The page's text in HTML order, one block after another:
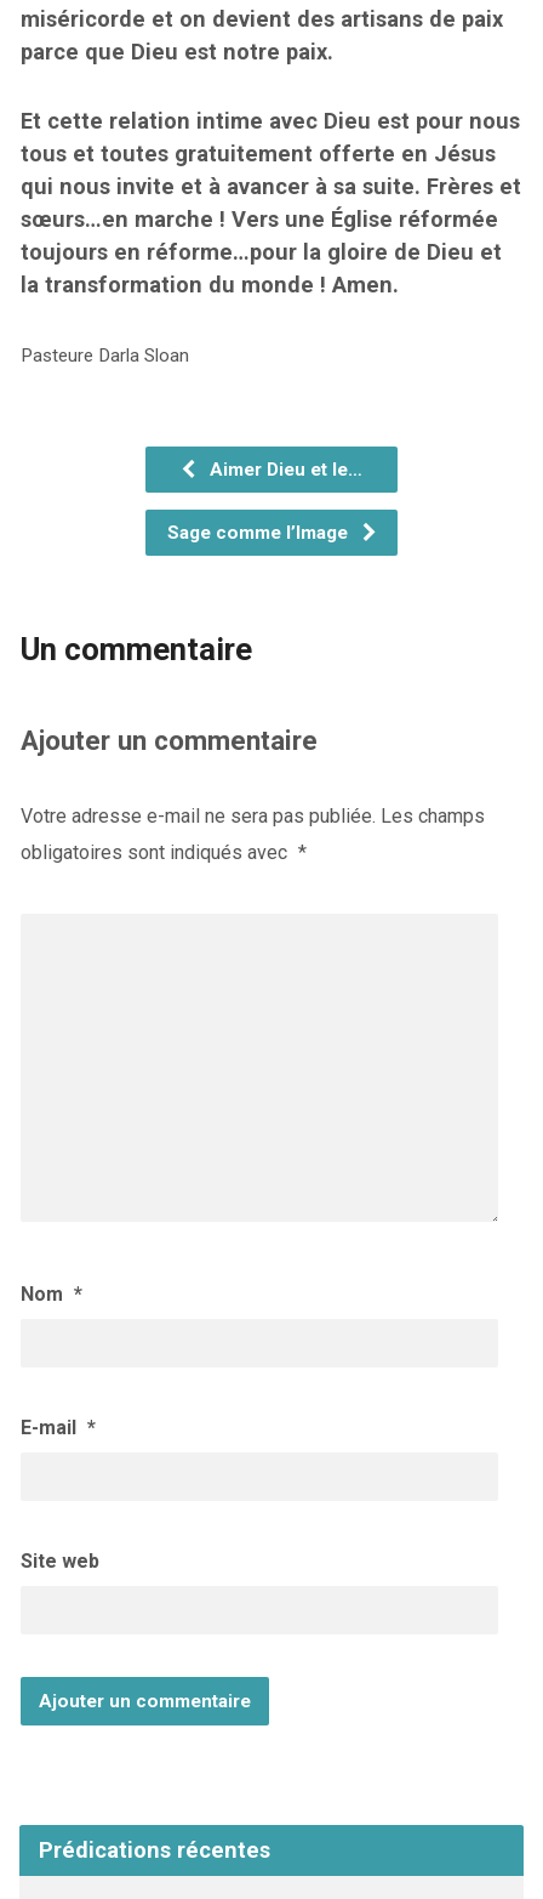
miséricorde et on devient des artisans de paix
parce que Dieu est notre paix.
Et cette relation intime avec Dieu est pour nous
tous et toutes gratuitement offerte en Jésus
qui nous invite et à avancer à sa suite. Frères et
sœurs…en marche ! Vers une Église réformée
toujours en réforme…pour la gloire de Dieu et
la transformation du monde ! Amen.
Pasteure Darla Sloan
Aimer Dieu et le…
Sage comme l’Image
Un commentaire
Ajouter un commentaire
Votre adresse e-mail ne sera pas publiée. Les champs
obligatoires sont indiqués avec *
Nom *
E-mail *
Site web
Prédications récentes